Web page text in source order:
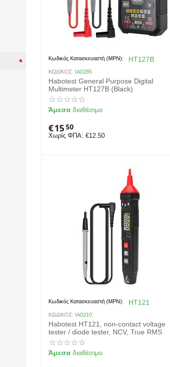
Κωδικός Κατασκευαστή (MPN): HT127B
ΚΩΔΙΚΟΣ: IA0285
Habotest General Purpose Digital
Multimeter HT127B (Black)
Άμεσα διαθέσιμο
€1550
Χωρίς ΦΠΑ: €12.50
Κωδικός Κατασκευαστή (MPN): HT121
ΚΩΔΙΚΟΣ: IA0210
Habotest HT121, non-contact voltage
tester / diode tester, NCV, True RMS
Άμεσα διαθέσιμο